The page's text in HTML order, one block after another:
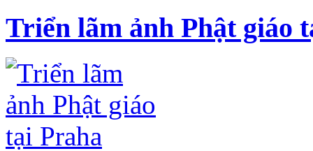
Triển lãm ảnh Phật giáo